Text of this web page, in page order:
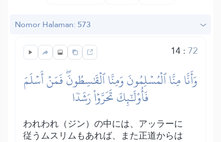
Nomor Halaman: 573
14: 72
وَأَنَّا مِنَّا ٱلۡمُسۡلِمُونَ وَمِنَّا ٱلۡقَٰسِطُونَۖ فَمَنۡ أَسۡلَمَ
فَأُوْلَٰٓئِكَ تَحَرَّوۡاْ رَشَدٗا
われわれ（ジン）の中には、アッラーに
従うムスリムもあれば、また正道からは